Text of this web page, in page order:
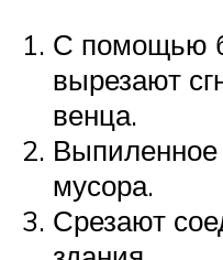
С помощью
вырезают
венца.
мусора.
Срезают